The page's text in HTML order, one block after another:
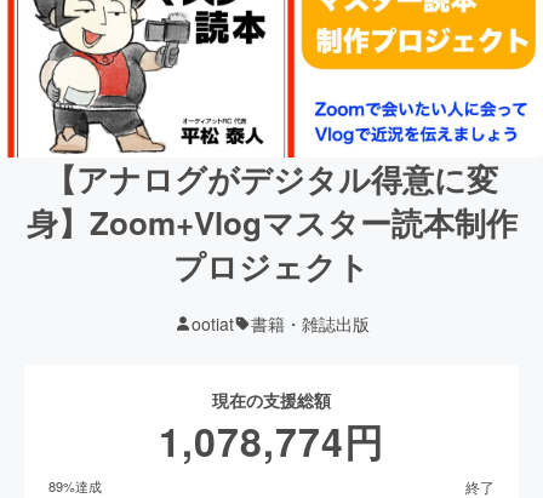
【アナログがデジタル得意に変
身】Zoom+Vlogマスター読本制作
プロジェクト
ootiat 書籍・雑誌出版
現在の支援総額
1,078,774円
89%達成 終了